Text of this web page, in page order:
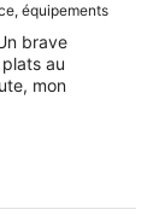
équipements
brave
au
mon